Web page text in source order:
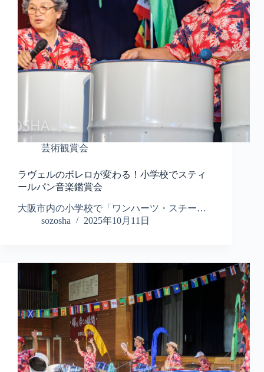
芸術観賞会
ラヴェルのボレロが変わる！小学校でスティ
ールパン音楽鑑賞会
大阪市内の小学校で「ワンハーツ・スチー…
sozosha
2025年10月11日